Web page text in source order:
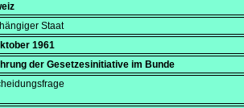
Staat
1961
der Gesetzesinitiative im Bunde